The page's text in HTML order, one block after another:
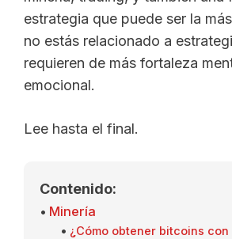
estrategia que puede ser la
no estás relacionado a
requieren de más fortaleza
emocional.
Lee hasta el final.
Contenido:
Minería
¿Cómo obtener bitcoins con